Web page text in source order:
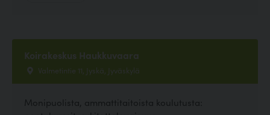
Koirakeskus Haukkuvaara
Valmetintie 11, Jyskä, Jyväskylä
Monipuolista, ammattitaitoista koulutusta: